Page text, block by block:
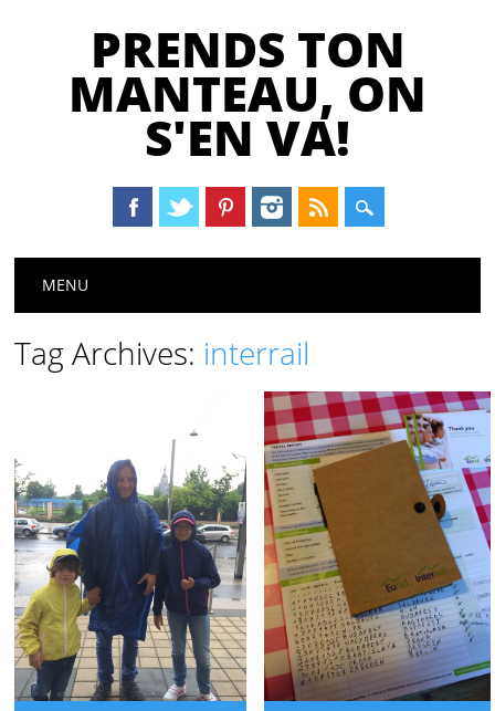
PRENDS TON
MANTEAU, ON
S'EN VA!
Main menu
MENU
Tag Archives: interrail